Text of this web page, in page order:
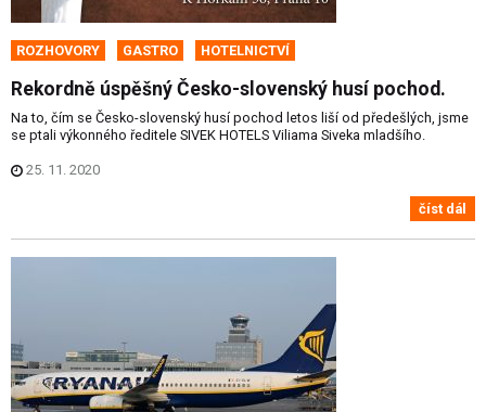
ROZHOVORY GASTRO HOTELNICTVÍ
Rekordně úspěšný Česko-slovenský husí pochod.
Na to, čím se Česko-slovenský husí pochod letos liší od předešlých, jsme
se ptali výkonného ředitele SIVEK HOTELS Viliama Siveka mladšího.
25. 11. 2020
číst dál